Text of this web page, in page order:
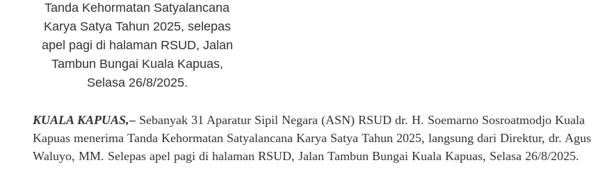
Tanda Kehormatan Satyalancana
Karya Satya Tahun 2025, selepas
apel pagi di halaman RSUD, Jalan
Tambun Bungai Kuala Kapuas,
Selasa 26/8/2025.
KUALA KAPUAS,– Sebanyak 31 Aparatur Sipil Negara (ASN) RSUD dr. H. Soemarno Sosroatmodjo Kuala
Kapuas menerima Tanda Kehormatan Satyalancana Karya Satya Tahun 2025, langsung dari Direktur, dr. Agus
Waluyo, MM. Selepas apel pagi di halaman RSUD, Jalan Tambun Bungai Kuala Kapuas, Selasa 26/8/2025.